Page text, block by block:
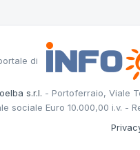
di
s.r.l. - Portoferraio, Viale
sociale Euro 10.000,00 i.v. -